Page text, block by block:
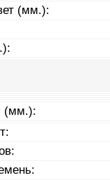
(мм.):
(мм.):